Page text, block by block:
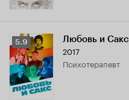
Рейтинг
Кинопоиска
5.9
5.9 Любовь и Сакс
2017
психотерапевт